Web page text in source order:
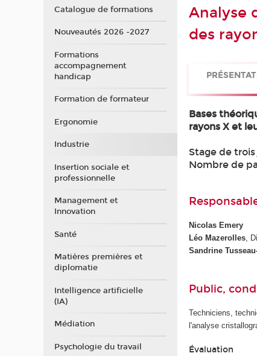
Analyse
des
Bases
rayons X et
Stage de trois
Nombre de
Nicolas Emery
Léo Mazerolles ,
Sandrine
Public,
Techniciens,
l'analyse
Évaluation
Catalogue de formations
Nouveautés 2026 -2027
Formations
accompagnement
handicap
Formation de formateur
Ergonomie
Industrie
Insertion sociale et
professionnelle
Management et
Innovation
Santé
Matières premières et
diplomatie
Intelligence artificielle
(IA)
Médiation
Psychologie du travail